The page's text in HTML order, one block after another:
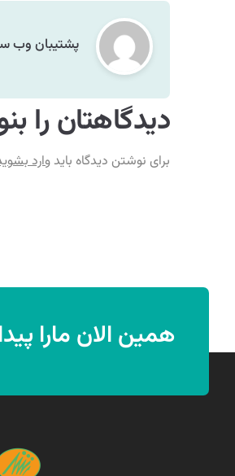
پشتیبان وب
دیدگاهتان را
برای نوشتن دیدگاه باید وارد
همین الان مارا